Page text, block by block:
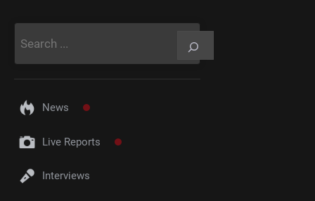
News
Live Reports
Interviews